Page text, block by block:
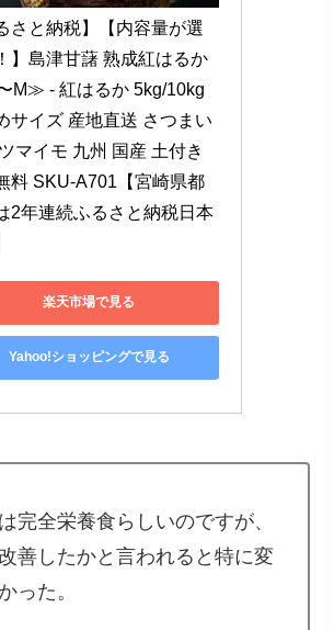
さと納税】【内容量が選
】島津甘藷 熟成紅はるか
M≫ - 紅はるか 5kg/10kg
サイズ 産地直送 さつまい
マイモ 九州 国産 土付き
料 SKU-A701【宮崎県都
2年連続ふるさと納税日本
楽天市場で見る
Yahoo!ショッピングで見る
完全栄養食らしいのですが、
善したかと言われると特に変
った。